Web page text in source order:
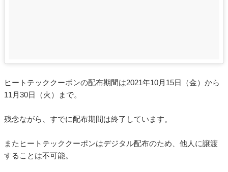
ヒートテッククーポンの配布期間は2021年10月15日（金）から
11月30日（火）まで。
残念ながら、すでに配布期間は終了しています。
またヒートテッククーポンはデジタル配布のため、他人に譲渡
することは不可能。